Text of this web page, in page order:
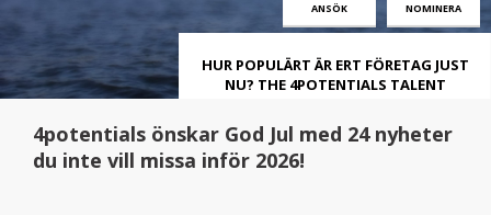
ANSÖK NOMINERA
HUR POPULÄRT ÄR ERT FÖRETAG JUST
NU? THE 4POTENTIALS TALENT
4potentials önskar God Jul med 24 nyheter
du inte vill missa inför 2026!